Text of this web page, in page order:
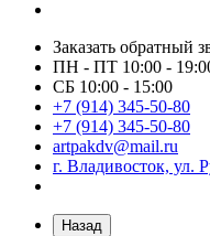
Заказать обратный
ПН - ПТ 10:00 -
СБ 10:00 - 15:00
+7 (914) 345-50-80
+7 (914) 345-50-80
artpakdv@mail.ru
г. Владивосток, ул.
Назад